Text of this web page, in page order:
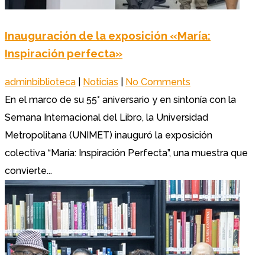
Inauguración de la exposición «María:
Inspiración perfecta»
adminbiblioteca Noticias
No Comments
En el marco de su 55° aniversario y en sintonía con la
Semana Internacional del Libro, la Universidad
Metropolitana (UNIMET) inauguró la exposición
colectiva “María: Inspiración Perfecta”, una muestra que
convierte...